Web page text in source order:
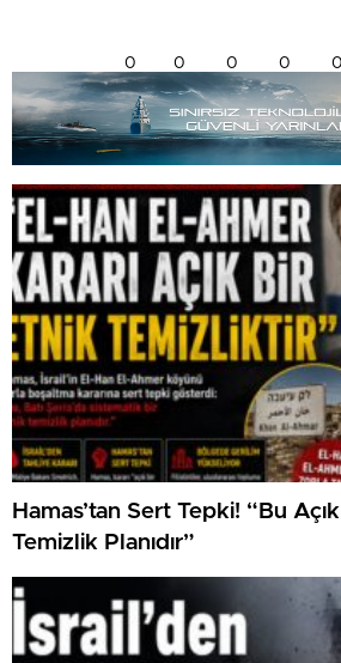
0 0 0 0 0
Hamas’tan Sert Tepki! “Bu
Temizlik Planıdır”